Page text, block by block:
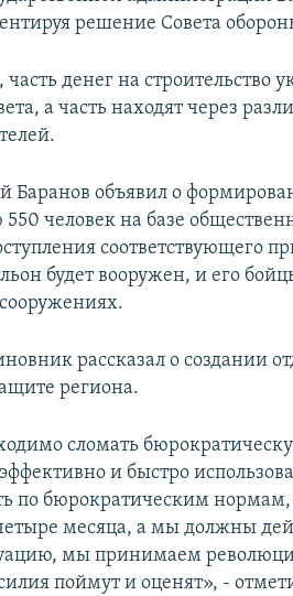
решение Совета
часть денег на строительство
а часть находят через
Баранов объявил о
550 человек на базе
соответствующего
будет вооружен, и его
рассказал о создании
региона.
сломать
и быстро
по бюрократическим нормам,
месяца, а мы должны
мы принимаем
поймут и оценят», -